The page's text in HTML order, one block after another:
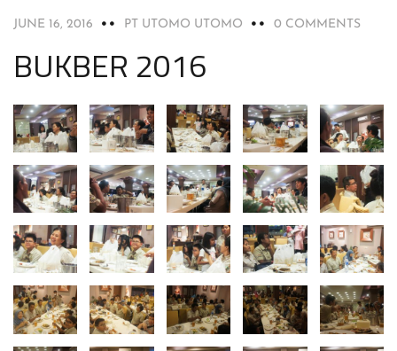
JUNE 16, 2016 PT UTOMO UTOMO 0 COMMENTS
BUKBER 2016